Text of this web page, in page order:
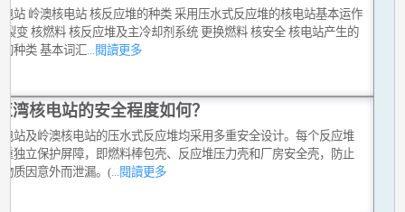
站 岭澳核电站 核反应堆的种类 采用压水式反应堆的核电站基本运作
裂变 核燃料 核反应堆及主冷却剂系统 更换燃料 核安全 核电站产生的
种类 基本词汇 ...閱讀更多
湾核电站的安全程度如何？
站及岭澳核电站的压水式反应堆均采用多重安全设计。每个反应堆
独立保护屏障，即燃料棒包壳、反应堆压力壳和厂房安全壳，防止
质因意外而泄漏。( ...閱讀更多